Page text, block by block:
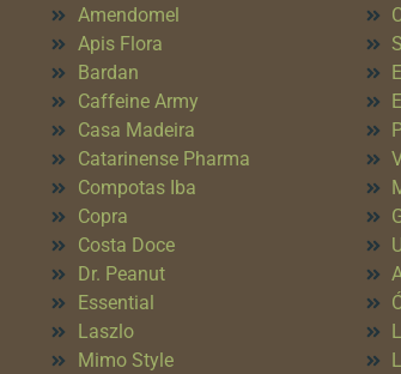
Amendomel
Apis Flora
Bardan
Caffeine Army
Casa Madeira
Catarinense Pharma
Compotas Iba
Copra
Costa Doce
Dr. Peanut
Essential
Laszlo
Mimo Style